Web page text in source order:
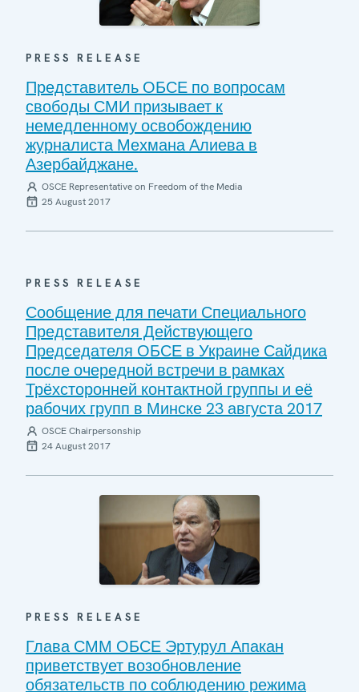
PRESS RELEASE
Представитель ОБСЕ по вопросам
свободы СМИ призывает к
немедленному освобождению
журналиста Мехмана Алиева в
Азербайджане.
OSCE Representative on Freedom of the Media
25 August 2017
PRESS RELEASE
Сообщение для печати Специального
Представителя Действующего
Председателя ОБСЕ в Украине Сайдика
после очередной встречи в рамках
Трёхсторонней контактной группы и её
рабочих групп в Минске 23 августа 2017
OSCE Chairpersonship
24 August 2017
PRESS RELEASE
Глава СММ ОБСЕ Эртурул Апакан
приветствует возобновление
обязательств по соблюдению режима